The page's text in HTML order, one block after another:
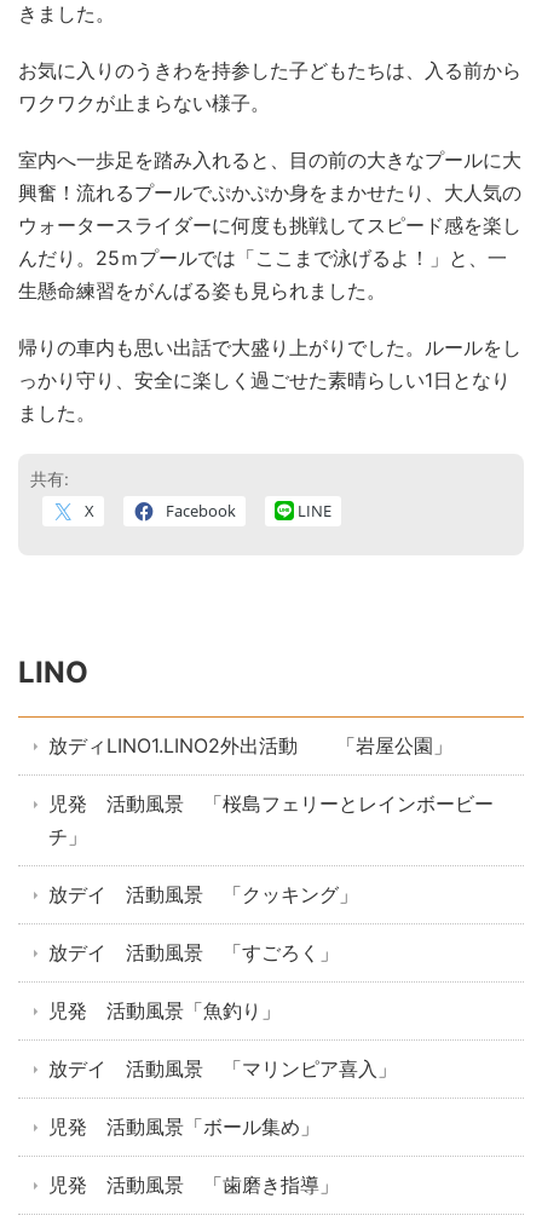
きました。
お気に入りのうきわを持参した子どもたちは、入る前から
ワクワクが止まらない様子。
室内へ一歩足を踏み入れると、目の前の大きなプールに大
興奮！流れるプールでぷかぷか身をまかせたり、大人気の
ウォータースライダーに何度も挑戦してスピード感を楽し
んだり。25ｍプールでは「ここまで泳げるよ！」と、一
生懸命練習をがんばる姿も見られました。
帰りの車内も思い出話で大盛り上がりでした。ルールをし
っかり守り、安全に楽しく過ごせた素晴らしい1日となり
ました。
共有:
X Facebook LINE
LINO
放ディLINO1.LINO2外出活動 「岩屋公園」
児発 活動風景 「桜島フェリーとレインボービー
チ」
放デイ 活動風景 「クッキング」
放デイ 活動風景 「すごろく」
児発 活動風景「魚釣り」
放デイ 活動風景 「マリンピア喜入」
児発 活動風景「ボール集め」
児発 活動風景 「歯磨き指導」